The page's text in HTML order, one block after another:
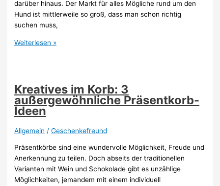
darüber hinaus. Der Markt für alles Mögliche rund um den
Hund ist mittlerweile so groß, dass man schon richtig
suchen muss,
Die
Hundefreunde
und
Liebhaber
der
Vierbeiner
Weiterlesen »
Kreatives im Korb: 3
außergewöhnliche Präsentkorb-
Ideen
Allgemein /Geschenkefreund
Präsentkörbe sind eine wundervolle Möglichkeit, Freude und
Anerkennung zu teilen. Doch abseits der traditionellen
Varianten mit Wein und Schokolade gibt es unzählige
Möglichkeiten, jemandem mit einem individuell